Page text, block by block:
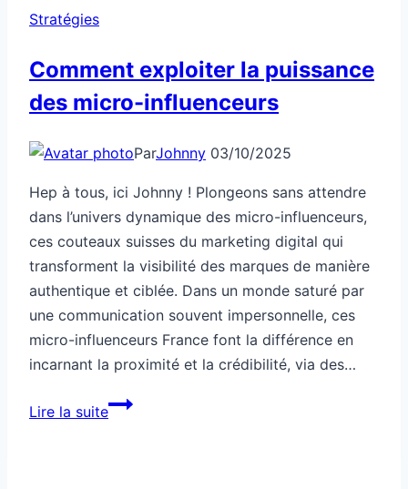
Stratégies
Comment exploiter la puissance
des micro-influenceurs
ParJohnny 03/10/2025
Hep à tous, ici Johnny ! Plongeons sans attendre
dans l’univers dynamique des micro-influenceurs,
ces couteaux suisses du marketing digital qui
transforment la visibilité des marques de manière
authentique et ciblée. Dans un monde saturé par
une communication souvent impersonnelle, ces
micro-influenceurs France font la différence en
incarnant la proximité et la crédibilité, via des…
Lire la suiteComment